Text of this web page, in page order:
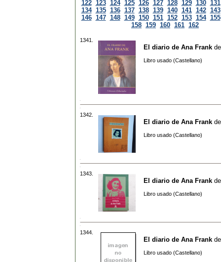
122 123 124 125 126 127 128 129 130 131
134 135 136 137 138 139 140 141 142 143
146 147 148 149 150 151 152 153 154 155
158 159 160 161 162
1341.
El diario de Ana Frank
Libro usado (Castellano)
1342.
El diario de Ana Frank
Libro usado (Castellano)
1343.
El diario de Ana Frank
Libro usado (Castellano)
1344.
El diario de Ana Frank
Libro usado (Castellano)